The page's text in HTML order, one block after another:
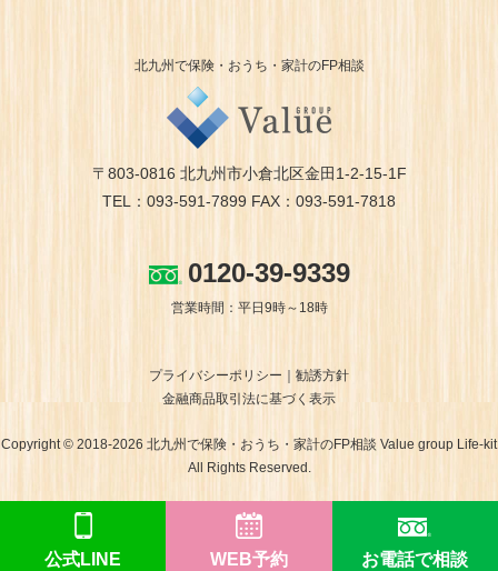
北九州で保険・おうち・家計のFP相談
〒803-0816 北九州市小倉北区金田1-2-15-1F
TEL：093-591-7899 FAX：093-591-7818
0120-39-9339
営業時間：平日9時～18時
プライバシーポリシー
勧誘方針
金融商品取引法に基づく表示
Copyright © 2018-2026 北九州で保険・おうち・家計のFP相談 Value group Life-kit
All Rights Reserved.
ホームページ制作 福岡
公式LINE WEB予約 お電話で相談